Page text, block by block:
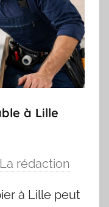
à Lille
La rédaction
à Lille peut